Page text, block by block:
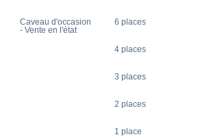
Caveau d'occasion
- Vente en l'état
6 places
4 places
3 places
2 places
1 place